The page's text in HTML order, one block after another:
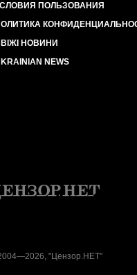
ПОЛЬЗОВАНИЯ
НОВИНИ
NEWS
"Цензор.НЕТ"